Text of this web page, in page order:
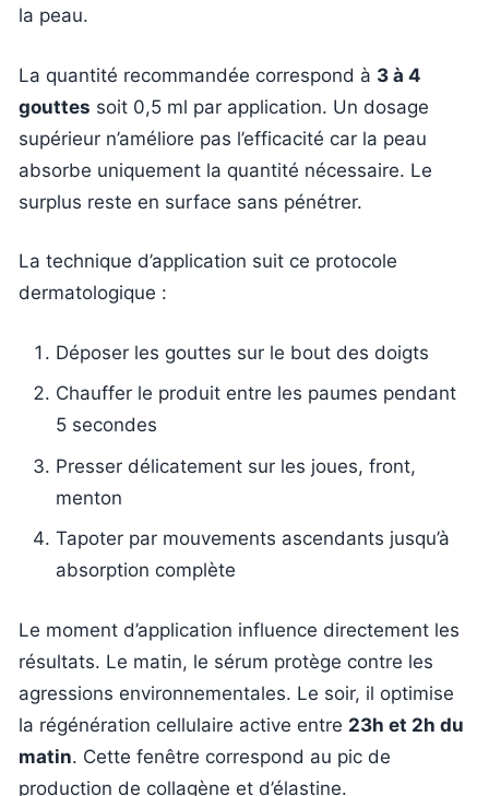
la peau.
La quantité recommandée correspond à 3 à 4
gouttes soit 0,5 ml par application. Un dosage
supérieur n’améliore pas l’efficacité car la peau
absorbe uniquement la quantité nécessaire. Le
surplus reste en surface sans pénétrer.
La technique d’application suit ce protocole
dermatologique :
Déposer les gouttes sur le bout des doigts
Chauffer le produit entre les paumes pendant
5 secondes
Presser délicatement sur les joues, front,
menton
Tapoter par mouvements ascendants jusqu’à
absorption complète
Le moment d’application influence directement les
résultats. Le matin, le sérum protège contre les
agressions environnementales. Le soir, il optimise
la régénération cellulaire active entre 23h et 2h du
matin. Cette fenêtre correspond au pic de
production de collagène et d’élastine.